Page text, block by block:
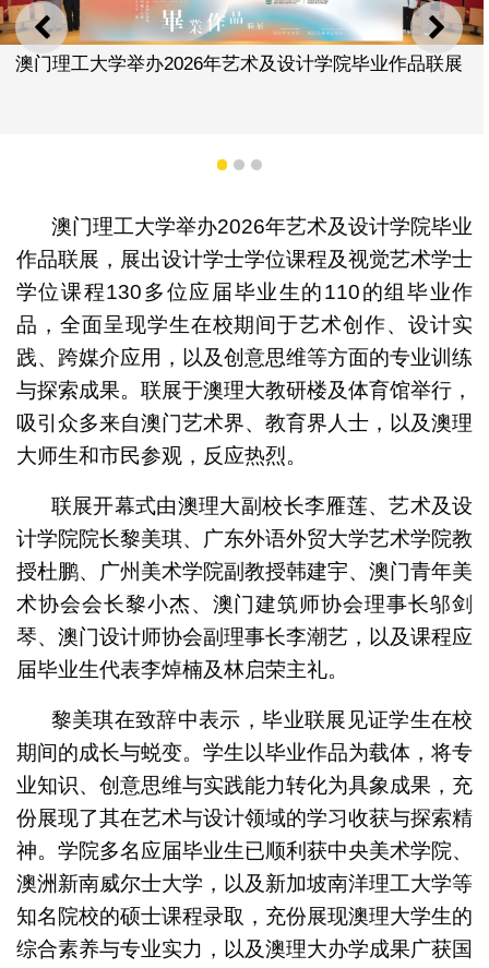
上一则 下一
澳门理工大学举办2026年艺术及设计学院毕业作品联展
1 2 3
澳门理工大学举办2026年艺术及设计学院毕业
作品联展，展出设计学士学位课程及视觉艺术学士
学位课程130多位应届毕业生的110的组毕业作
品，全面呈现学生在校期间于艺术创作、设计实
践、跨媒介应用，以及创意思维等方面的专业训练
与探索成果。联展于澳理大教研楼及体育馆举行，
吸引众多来自澳门艺术界、教育界人士，以及澳理
大师生和市民参观，反应热烈。
联展开幕式由澳理大副校长李雁莲、艺术及设
计学院院长黎美琪、广东外语外贸大学艺术学院教
授杜鹏、广州美术学院副教授韩建宇、澳门青年美
术协会会长黎小杰、澳门建筑师协会理事长邬剑
琴、澳门设计师协会副理事长李潮艺，以及课程应
届毕业生代表李焯楠及林启荣主礼。
黎美琪在致辞中表示，毕业联展见证学生在校
期间的成长与蜕变。学生以毕业作品为载体，将专
业知识、创意思维与实践能力转化为具象成果，充
份展现了其在艺术与设计领域的学习收获与探索精
神。学院多名应届毕业生已顺利获中央美术学院、
澳洲新南威尔士大学，以及新加坡南洋理工大学等
知名院校的硕士课程录取，充份展现澳理大学生的
综合素养与专业实力，以及澳理大办学成果广获国